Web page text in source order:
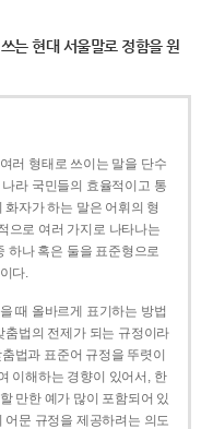
는 현대 서울말로 정함을 원
러 형태로 쓰이는 말을 단수
라 국민들의 효율적이고 통
자가 하는 말은 어휘의 형
으로 여러 가지로 나타나는
하나 혹은 둘을 표준형으로
다.
때 올바르게 표기하는 방법
춤법의 전제가 되는 규정이라
법과 표준어 규정을 뚜렷이
이해하는 경향이 있어서, 한
만한 예가 많이 포함되어 있
문 규정을 제공하려는 의도